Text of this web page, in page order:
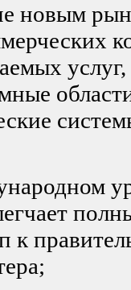
новым
к